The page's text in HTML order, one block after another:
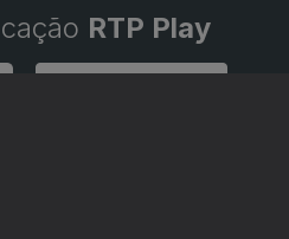
RTP Play